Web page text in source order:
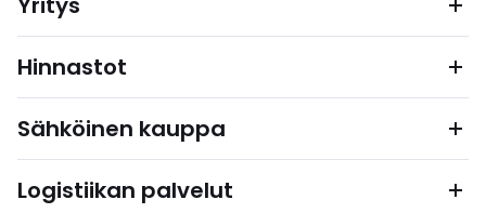
Hinnastot
Sähköinen kauppa
Logistiikan palvelut